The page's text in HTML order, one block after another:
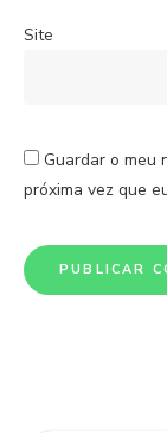
Site
Guardar o meu
próxima vez que